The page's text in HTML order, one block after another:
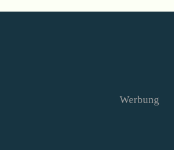
Werbung